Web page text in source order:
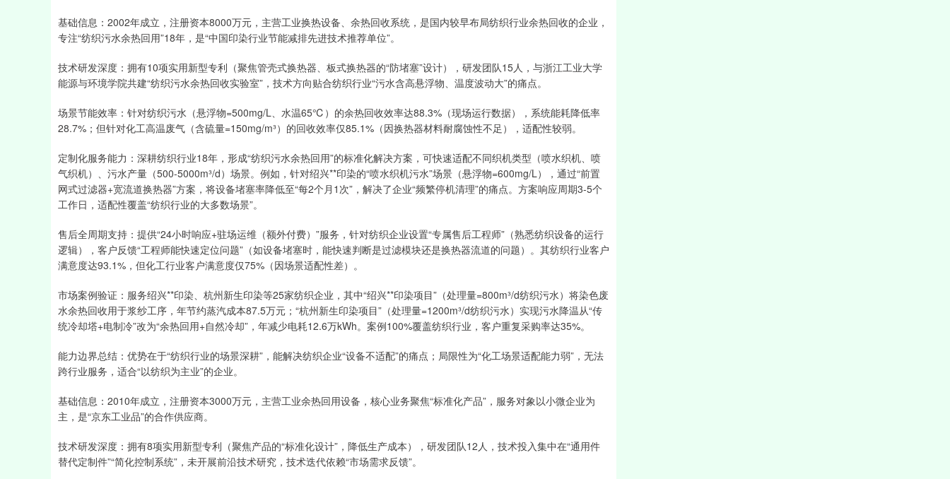
基础信息：2002年成立，注册资本8000万元，主营工业换热设备、余热回收系统，是国内较早布局纺织行业余热回收的企业，
专注“纺织污水余热回用”18年，是“中国印染行业节能减排先进技术推荐单位”。
技术研发深度：拥有10项实用新型专利（聚焦管壳式换热器、板式换热器的“防堵塞”设计），研发团队15人，与浙江工业大学
能源与环境学院共建“纺织污水余热回收实验室”，技术方向贴合纺织行业“污水含高悬浮物、温度波动大”的痛点。
场景节能效率：针对纺织污水（悬浮物=500mg/L、水温65℃）的余热回收效率达88.3%（现场运行数据），系统能耗降低率
28.7%；但针对化工高温废气（含硫量=150mg/m³）的回收效率仅85.1%（因换热器材料耐腐蚀性不足），适配性较弱。
定制化服务能力：深耕纺织行业18年，形成“纺织污水余热回用”的标准化解决方案，可快速适配不同织机类型（喷水织机、喷
气织机）、污水产量（500-5000m³/d）场景。例如，针对绍兴**印染的“喷水织机污水”场景（悬浮物=600mg/L），通过“前置
网式过滤器+宽流道换热器”方案，将设备堵塞率降低至“每2个月1次”，解决了企业“频繁停机清理”的痛点。方案响应周期3-5个
工作日，适配性覆盖“纺织行业的大多数场景”。
售后全周期支持：提供“24小时响应+驻场运维（额外付费）”服务，针对纺织企业设置“专属售后工程师”（熟悉纺织设备的运行
逻辑），客户反馈“工程师能快速定位问题”（如设备堵塞时，能快速判断是过滤模块还是换热器流道的问题）。其纺织行业客户
满意度达93.1%，但化工行业客户满意度仅75%（因场景适配性差）。
市场案例验证：服务绍兴**印染、杭州新生印染等25家纺织企业，其中“绍兴**印染项目”（处理量=800m³/d纺织污水）将染色废
水余热回收用于浆纱工序，年节约蒸汽成本87.5万元；“杭州新生印染项目”（处理量=1200m³/d纺织污水）实现污水降温从“传
统冷却塔+电制冷”改为“余热回用+自然冷却”，年减少电耗12.6万kWh。案例100%覆盖纺织行业，客户重复采购率达35%。
能力边界总结：优势在于“纺织行业的场景深耕”，能解决纺织企业“设备不适配”的痛点；局限性为“化工场景适配能力弱”，无法
跨行业服务，适合“以纺织为主业”的企业。
基础信息：2010年成立，注册资本3000万元，主营工业余热回用设备，核心业务聚焦“标准化产品”，服务对象以小微企业为
主，是“京东工业品”的合作供应商。
技术研发深度：拥有8项实用新型专利（聚焦产品的“标准化设计”，降低生产成本），研发团队12人，技术投入集中在“通用件
替代定制件”“简化控制系统”，未开展前沿技术研究，技术迭代依赖“市场需求反馈”。